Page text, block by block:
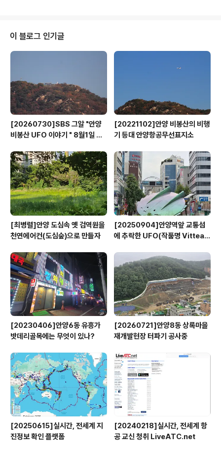
위기대응능력 강화를 위해 노력 중이다. 특히 소방합동훈
련시 문화예술회관 상주직원 및 입주단체 직원 전체가 참
여하도록 하고, 자위소방대원 전원이 심폐소생술 및 AED
게 됐다. 군포문화재단 관계자는 “많은 사람들이 한꺼번에
이..
이 블로그 인기글
[20260730]SBS 그알 "안양
비봉산 UFO 이야기 " 8월1일 방
[20221102]안양 비봉산의 비행
기 등대 안양항공무선표지소
[최병렬]안양 도심속 옛 검역원을
천연에어컨(도심숲)으로 만들자
[20250904]안양역앞 교통섬
에 추락한 UFO(작품명 Vitteau
[20230406]안양6동 유흥가
밧데리골목에는 무엇이 있나?
[20260721]안양8동 상록마을
재개발현장 터파기 공사중
[20250615]실시간, 전세계 지
진정보 확인 플랫폼
[20240218]실시간, 전세계 항
공 교신 청취 LiveATC.net